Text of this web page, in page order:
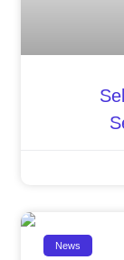
News